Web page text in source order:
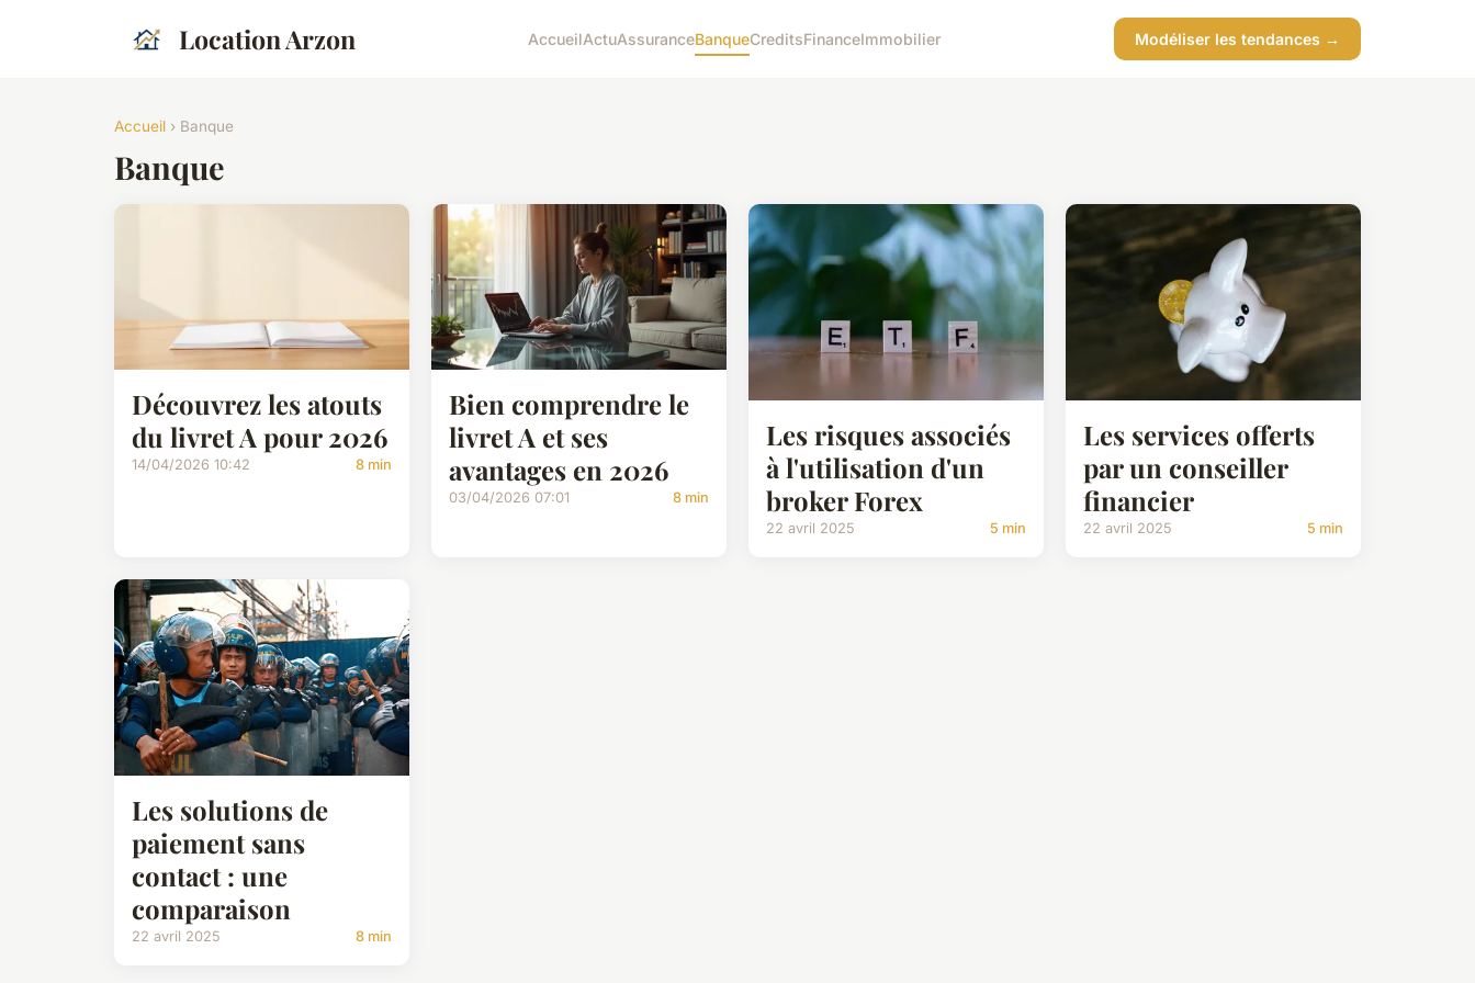
Location Arzon AccueilActuAssuranceBanqueCreditsFinanceImmobilier Modéliser les tendances →
Accueil › Banque
Banque
Découvrez les atouts
du livret A pour 2026
14/04/2026 10:42 8 min
Bien comprendre le
livret A et ses
avantages en 2026
03/04/2026 07:01 8 min
Les risques associés
à l'utilisation d'un
broker Forex
22 avril 2025 5 min
Les services offerts
par un conseiller
financier
22 avril 2025 5 min
Les solutions de
paiement sans
contact : une
comparaison
22 avril 2025 8 min